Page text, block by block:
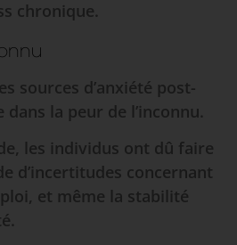
chronique.
sources d’anxiété post-
la peur de l’inconnu.
les individus ont dû faire
d’incertitudes concernant
et même la stabilité